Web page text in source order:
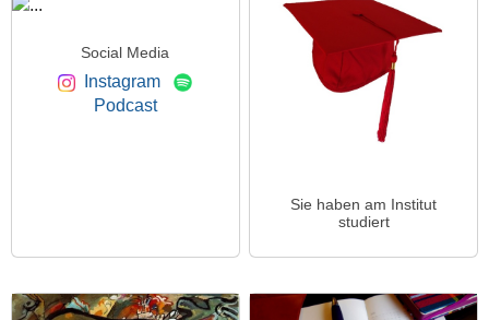
Social Media
Instagram
Podcast
Sie haben am Institut
studiert